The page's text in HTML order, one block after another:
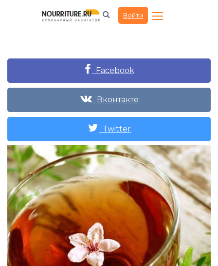
Войти
Facebook
Вконтакте
Twitter